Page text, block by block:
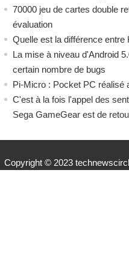
70000 jeu de cartes double
évaluation
Quelle est la différence entre
La mise à niveau d'Android
certain nombre de bugs
Pi-Micro : Pocket PC réalisé
C'est à la fois l'appel des
Sega GameGear est de
Copyright © 2023